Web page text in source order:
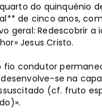
quarto do
de cinco anos,
geral: Redescobrir
Jesus Cristo.
fio condutor
se na
(cf. fruto